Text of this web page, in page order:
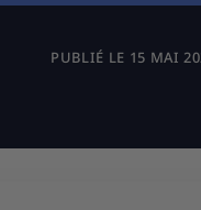
PUBLIÉ LE 15 MAI